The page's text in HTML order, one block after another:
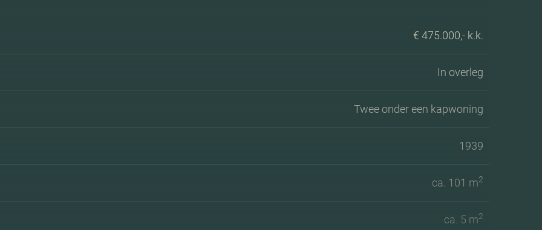
€ 475.000,- k.k.
In overleg
Twee onder een kapwoning
1939
ca. 101 m2
ca. 5 m2